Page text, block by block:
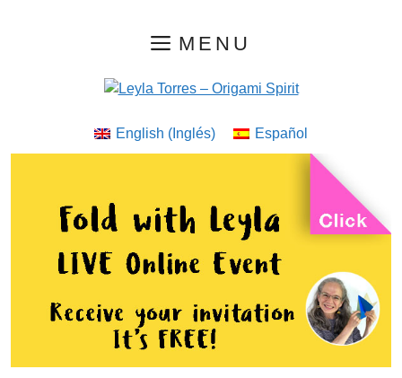
MENU
English ( Inglés) Español